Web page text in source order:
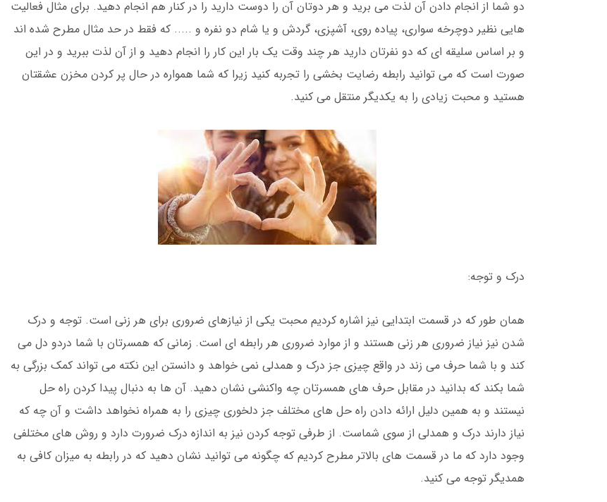
دو شما از انجام دادن آن لذت می برید و هر دوتان آن را دوست دارید را در کنار هم انجام دهید. برای مثال فعالیت
هایی نظیر دوچرخه سواری، پیاده روی، آشپزی، گردش و یا شام دو نفره و ..... که فقط در حد مثال مطرح شده اند
و بر اساس سلیقه ای که دو نفرتان دارید هر چند وقت یک بار این کار را انجام دهید و از آن لذت ببرید و در این
صورت است که می توانید رابطه رضایت بخشی را تجربه کنید زیرا که شما همواره در حال پر کردن مخزن عشقتان
هستید و محبت زیادی را به یکدیگر منتقل می کنید.
درک و توجه:
همان طور که در قسمت ابتدایی نیز اشاره کردیم محبت یکی از نیازهای ضروری برای هر زنی است. توجه و درک
شدن نیز نیاز ضروری هر زنی هستند و از موارد ضروری هر رابطه ای است. زمانی که همسرتان با شما دردو دل می
کند و با شما حرف می زند در واقع چیزی جز درک و همدلی نمی خواهد و دانستن این نکته می تواند کمک بزرگی به
شما بکند که بدانید در مقابل حرف های همسرتان چه واکنشی نشان دهید. آن ها به دنبال پیدا کردن راه حل
نیستند و به همین دلیل ارائه دادن راه حل های مختلف جز دلخوری چیزی را به همراه نخواهد داشت و آن چه که
نیاز دارند درک و همدلی از سوی شماست. از طرفی توجه کردن نیز به اندازه درک ضرورت دارد و روش های مختلفی
وجود دارد که ما در قسمت های بالاتر مطرح کردیم که چگونه می توانید نشان دهید که در رابطه به میزان کافی به
همدیگر توجه می کنید.